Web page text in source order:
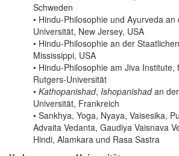
Schweden
• Hindu-Philosophie und Ayurveda an
Universität, New Jersey, USA
• Hindu-Philosophie an der
Mississippi, USA
• Hindu-Philosophie am Jiva
Rutgers-Universität
• Kathopanishad, Ishopanishadan
Universität, Frankreich
• Sankhya, Yoga, Nyaya, Vaisesika,
Advaita Vedanta, Gaudiya Vaisnava
Hindi, Alamkara und Rasa Sastra